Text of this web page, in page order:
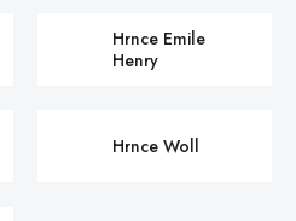
Hrnce Emile
Henry
Hrnce Woll